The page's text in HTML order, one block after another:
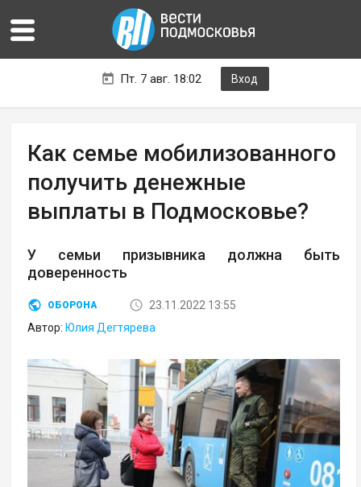
Пт. 7 авг. 18:02 Вход
Как семье мобилизованного
получить денежные
выплаты в Подмосковье?
У семьи призывника должна быть
доверенность
ОБОРОНА
23.11.2022 13:55
Автор: Юлия Дегтярева